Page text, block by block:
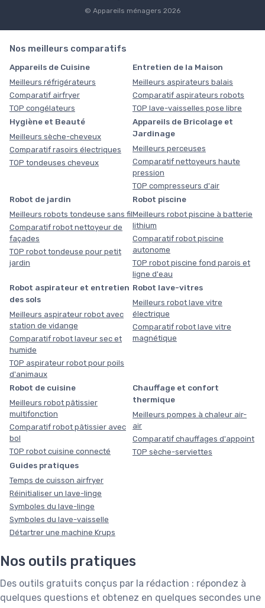
© Appareils ménagers 2026
Nos meilleurs comparatifs
Appareils de Cuisine
Meilleurs réfrigérateurs
Comparatif airfryer
TOP congélateurs
Entretien de la Maison
Meilleurs aspirateurs balais
Comparatif aspirateurs robots
TOP lave-vaisselles pose libre
Hygiène et Beauté
Meilleurs sèche-cheveux
Comparatif rasoirs électriques
TOP tondeuses cheveux
Appareils de Bricolage et
Jardinage
Meilleurs perceuses
Comparatif nettoyeurs haute
pression
TOP compresseurs d'air
Robot de jardin
Meilleurs robots tondeuse sans fil
Comparatif robot nettoyeur de
façades
TOP robot tondeuse pour petit
jardin
Robot piscine
Meilleurs robot piscine à batterie
lithium
Comparatif robot piscine
autonome
TOP robot piscine fond parois et
ligne d'eau
Robot aspirateur et entretien
des sols
Meilleurs aspirateur robot avec
station de vidange
Comparatif robot laveur sec et
humide
TOP aspirateur robot pour poils
d'animaux
Robot lave-vitres
Meilleurs robot lave vitre
électrique
Comparatif robot lave vitre
magnétique
Robot de cuisine
Meilleurs robot pâtissier
multifonction
Comparatif robot pâtissier avec
bol
TOP robot cuisine connecté
Chauffage et confort
thermique
Meilleurs pompes à chaleur air-
air
Comparatif chauffages d'appoint
TOP sèche-serviettes
Guides pratiques
Temps de cuisson airfryer
Réinitialiser un lave-linge
Symboles du lave-linge
Symboles du lave-vaisselle
Détartrer une machine Krups
Nos outils pratiques
Des outils gratuits conçus par la rédaction : répondez à
quelques questions et obtenez en quelques secondes une